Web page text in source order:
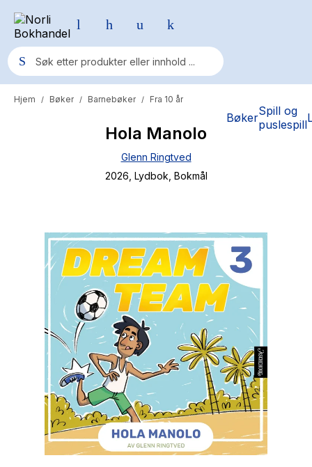
BøkerSpill og
puslespill
Populære søk
Fury Bound - Sable Sorensen
Elizabeth Strout
Hitster
Hypopressiv trening
The Housemaid
Hjem / Bøker / Barnebøker / Fra 10 år
Hola Manolo
Glenn Ringtved
2026 , Lydbok , Bokmål